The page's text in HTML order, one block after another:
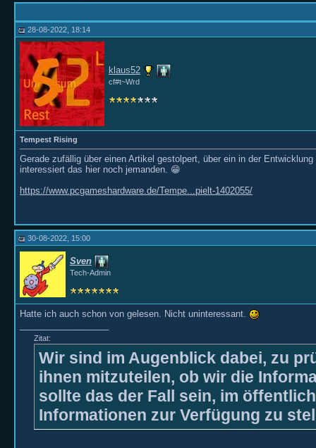
28-08-2022, 18:14
klaus52
cf#t~Wrd
Tempest Rising
Gerade zufällig über einen Artikel gestolpert, über ein in der
interessiert das hier noch jemanden. 😁
https://www.pcgameshardware.de/Tempe...pielt-1402055/
30-08-2022, 15:00
Sven
Tech-Admin
Hatte ich auch schon von gelesen. Nicht uninteressant.
Zitat:
Wir sind im Augenblick dabei, zu
ihnen mitzuteilen, ob wir die
sollte das der Fall sein, im
Informationen zur Verfügung zu